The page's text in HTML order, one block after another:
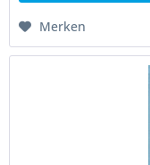
Merken